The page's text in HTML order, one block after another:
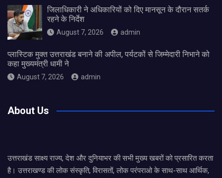
जिलाधिकारी ने अधिकारियों को दिए मानसून के दौरान सतर्क
रहने के निर्देश
August 7, 2026 admin
प्लास्टिक मुक्त उत्तराखंड बनाने की अपील, पर्यटकों से जिम्मेदारी निभाने को
कहा मुख्यमंत्री धामी ने
August 7, 2026 admin
About Us
उत्तराखंड साक्ष्य राज्य, देश और दुनियाभर की सभी मुख्य खबरों को प्रसारित करता
है। उत्तराखण्ड की लोक संस्कृति, विरासतों, लोक परंपराओ के साथ-साथ आर्थिक,